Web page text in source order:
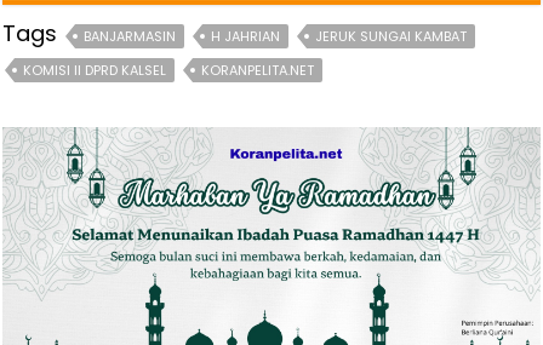
Tags BANJARMASIN H JAHRIAN
JERUK SUNGAI KAMBAT
KOMISI II DPRD KALSEL
KORANPELITA.NET